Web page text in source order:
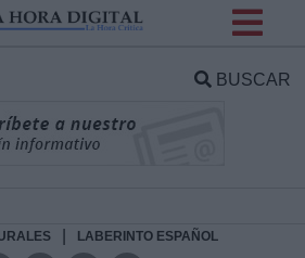
BUSCAR
LABERINTO ESPAÑOL